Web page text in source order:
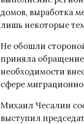
домов, выработка
лишь некоторые
Не обошли
приняла
необходимости
сфере
Михаил Чесалин
выступил